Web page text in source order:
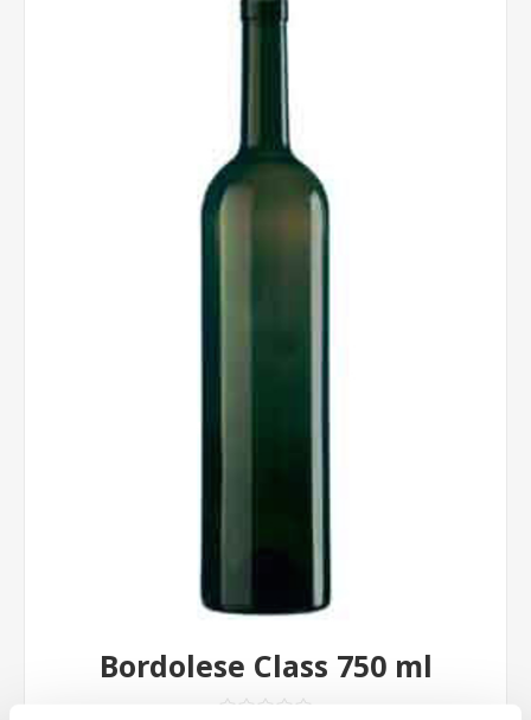
Bordolese Class 750 ml